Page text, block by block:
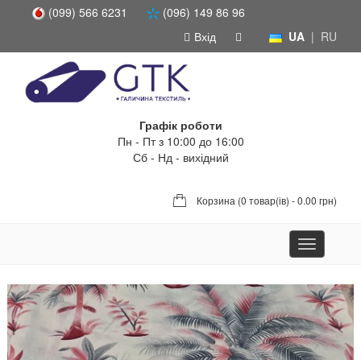
(099) 566 6231
(096) 149 86 96
UA | RU
Вхід
Графік роботи
Пн - Пт з 10:00 до 16:00
Сб - Нд - вихідний
Корзина (0 товар(ів) - 0.00 грн)
Toggle
navigation